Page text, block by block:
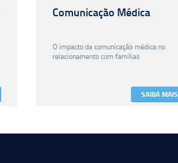
Comunicação Médica
O impacto da comunicação médica no
relacionamento com famílias
SAIBA MAIS